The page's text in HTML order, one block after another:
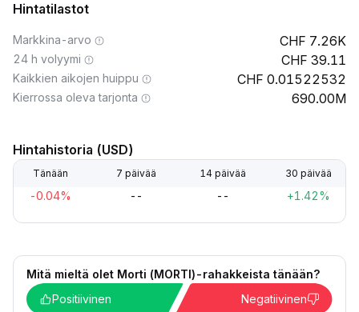
Hintatilastot
Markkina-arvo 7.26K
24 h volyymi 39.11
Kaikkien aikojen huippu 0.01522532
Kierrossa oleva tarjonta 690.00M
Hintahistoria (USD)
Tänään 7 päivää 14 päivää 30 päivää
-0.04% -- -- +1.42%
Mitä mieltä olet Morti (MORTI)-rahakkeista tänään?
Positiivinen
Negatiivinen